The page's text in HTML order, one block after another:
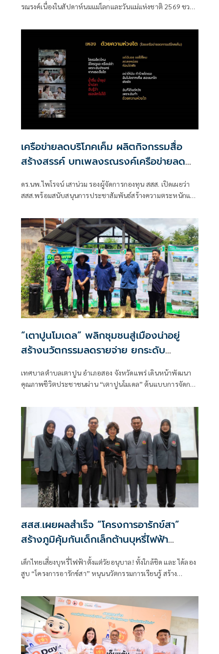
รณรงค์เนื่องในสัปดาห์นมแม่โลกและวันแม่แห่งชาติ 2569 ชวน
แรกเพื่อสร้างรากฐานเด็กไทย
เครือข่ายลดบริโภคเค็ม ผลิตกิจกรรมสื่อ
สร้างสรรค์ บทเพลงรณรงค์เครือข่ายลด
ดร.นพ.ไพโรจน์ เสาน่วม รองผู้จัดการกองทุน สสส. เปิดเผยว่า
สสส.พร้อมสนับสนุนการประชาสัมพันธ์สร้างความตระหนักและ
“เตาปูนโมเดล” พลิกชุมชนสู่เมืองน่าอยู่
สร้างนวัตกรรมลดรายจ่าย ยกระดับ
เทศบาลตำบลเตาปูน อำเภอสอง จังหวัดแพร่ เดินหน้าพัฒนา
คุณภาพชีวิตประชาชนผ่าน “เตาปูนโมเดล” ต้นแบบการจัดการ
สสส.เผยผลสำเร็จ “โครงการอารักข์สา”
สร้างภูมิคุ้มกันเด็กเล็กต้านบุหรี่ไฟฟ้า
ครอบคลุม 70 จังหวัด
เด็กไทยเสี่ยงบุหรี่ไฟฟ้าตั้งแต่วัยอนุบาล! ทั้งใกล้ชิด และ ได้ลอง
สูบ “โครงการอารักข์สา” หนุนนวัตกรรมการเรียนรู้ สร้าง
เสี่ยงตั้งแต่วัยเยาว์